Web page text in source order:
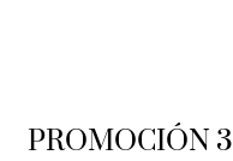
PROMOCIÓN